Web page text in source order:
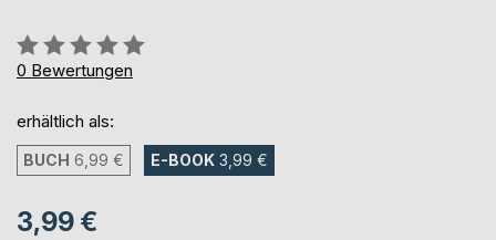
Bewertung::
0%
0 Bewertungen
erhältlich als:
BUCH 6,99 € E-BOOK 3,99 €
3,99 €